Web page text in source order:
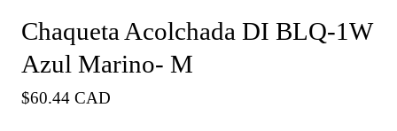
Chaqueta Acolchada DI BLQ-1W
Azul Marino- M
Precio
$60.44 CAD